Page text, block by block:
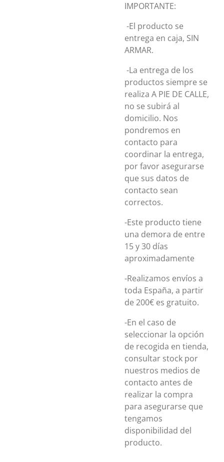
IMPORTANTE:
-El producto se
entrega en caja, SIN
ARMAR.
-La entrega de los
productos siempre se
realiza A PIE DE CALLE,
no se subirá al
domicilio. Nos
pondremos en
contacto para
coordinar la entrega,
por favor asegurarse
que sus datos de
contacto sean
correctos.
-Este producto tiene
una demora de entre
15 y 30 días
aproximadamente
-Realizamos envíos a
toda España, a partir
de 200€ es gratuito.
-En el caso de
seleccionar la opción
de recogida en tienda,
consultar stock por
nuestros medios de
contacto antes de
realizar la compra
para asegurarse que
tengamos
disponibilidad del
producto.